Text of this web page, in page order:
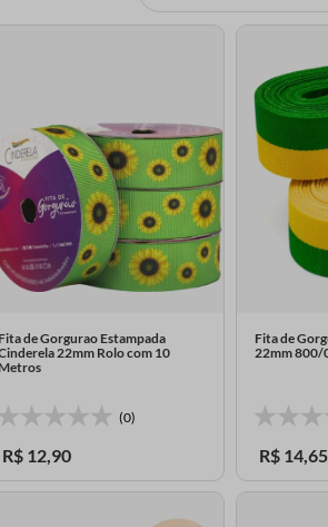
Fita de Gorgurao Estampada
22mm Rolo com 10
Metros
(0)
R$ 12 90
Fita de
22mm 800/
R$ 14, 65